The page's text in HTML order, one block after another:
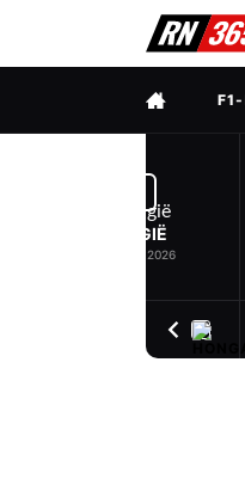
VOLLEDIG
BELGIË
19 JUL. 2026